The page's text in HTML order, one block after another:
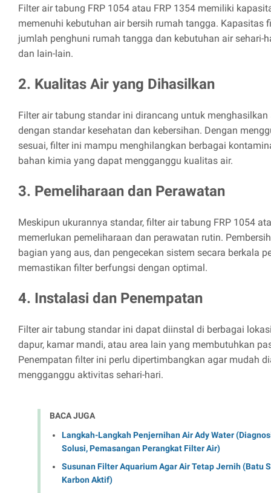
Filter air tabung FRP 1054 atau FRP 1354 memiliki
memenuhi kebutuhan air bersih rumah tangga. Kapasitas
jumlah penghuni rumah tangga dan kebutuhan air sehari-
dan lain-lain.
2. Kualitas Air yang Dihasilkan
Filter air tabung standar ini dirancang untuk menghasilkan
dengan standar kesehatan dan kebersihan. Dengan
sesuai, filter ini mampu menghilangkan berbagai
bahan kimia yang dapat mengganggu kualitas air.
3. Pemeliharaan dan Perawatan
Meskipun ukurannya standar, filter air tabung FRP 1054
memerlukan pemeliharaan dan perawatan rutin.
bagian yang aus, dan pengecekan sistem secara berkala
memastikan filter berfungsi dengan optimal.
4. Instalasi dan Penempatan
Filter air tabung standar ini dapat diinstal di berbagai
dapur, kamar mandi, atau area lain yang membutuhkan
Penempatan filter ini perlu dipertimbangkan agar mudah
mengganggu aktivitas sehari-hari.
BACA JUGA
Langkah-Langkah Penjernihan Air Ady Water
Solusi, Pemasangan Perangkat Filter Air)
Susunan Filter Aquarium Agar Air Tetap Jernih (Batu
Karbon Aktif)